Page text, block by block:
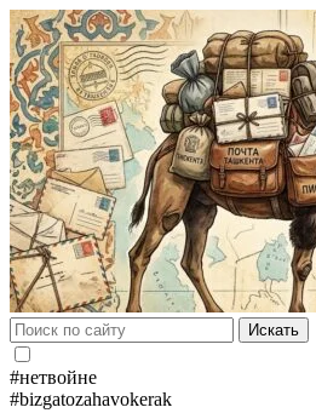
Искать
#нетвойне
#bizgatozahavokerak